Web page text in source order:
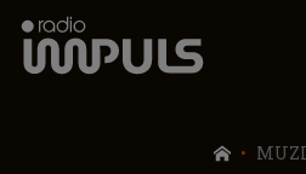
Radio Impuls